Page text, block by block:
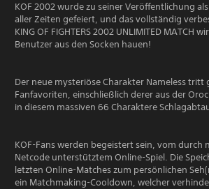
KOF 2002 wurde zu seiner Veröffentlichung
aller Zeiten gefeiert, und das vollständig
KING OF FIGHTERS 2002 UNLIMITED MATCH
Benutzer aus den Socken hauen!
Der neue mysteriöse Charakter Nameless tritt
Fanfavoriten, einschließlich derer aus der
in diesem massiven 66 Charaktere
KOF-Fans werden begeistert sein, vom durch
Netcode unterstütztem Online-Spiel. Die
letzten Online-Matches zum persönlichen
ein Matchmaking-Cooldown, welcher